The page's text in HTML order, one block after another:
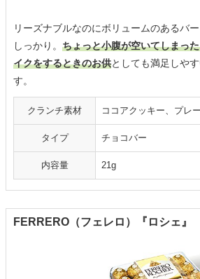
リーズナブルなのにボリュームのあるバ
しっかり。 ちょっと小腹が空いてしまっ
イクをするときのお供としても満足しや
す。
クランチ素材 ココアクッキー、プレ
タイプ チョコバー
内容量 21g
FERRERO（フェレロ）『ロシェ』